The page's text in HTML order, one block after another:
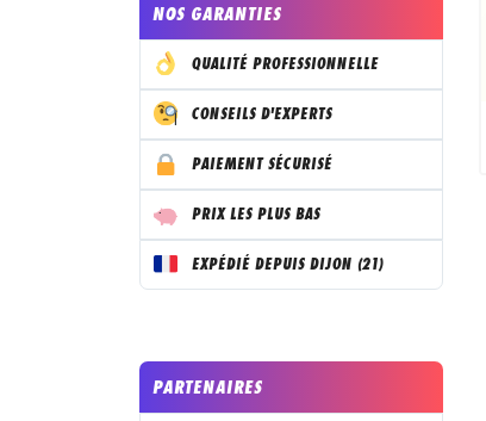
NOS GARANTIES
QUALITÉ PROFESSIONNELLE
CONSEILS D'EXPERTS
PAIEMENT SÉCURISÉ
PRIX LES PLUS BAS
EXPÉDIÉ DEPUIS DIJON (21)
PARTENAIRES